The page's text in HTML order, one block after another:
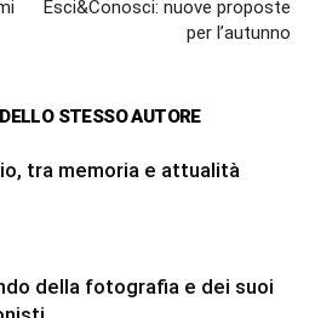
Esci&Conosci: nuove proposte
per l’autunno
DELLO STESSO AUTORE
tra memoria e attualità
della fotografia e dei suoi